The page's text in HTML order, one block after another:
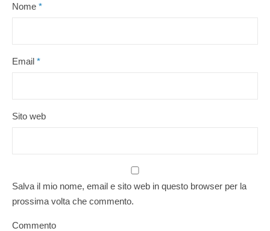
Nome *
Email *
Sito web
Salva il mio nome, email e sito web in questo browser per la
prossima volta che commento.
Commento